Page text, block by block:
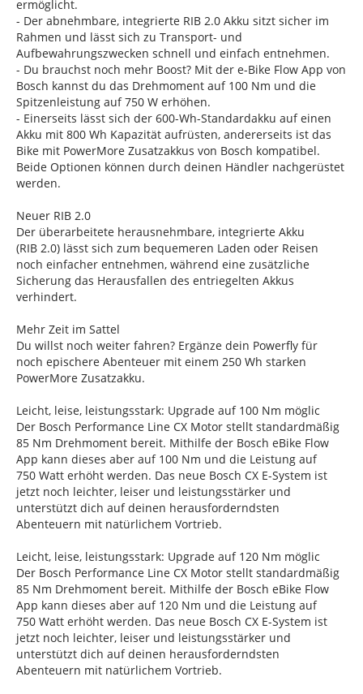
ermöglicht.
- Der abnehmbare, integrierte RIB 2.0 Akku sitzt sicher im
Rahmen und lässt sich zu Transport- und
Aufbewahrungszwecken schnell und einfach entnehmen.
- Du brauchst noch mehr Boost? Mit der e-Bike Flow App von
Bosch kannst du das Drehmoment auf 100 Nm und die
Spitzenleistung auf 750 W erhöhen.
- Einerseits lässt sich der 600-Wh-Standardakku auf einen
Akku mit 800 Wh Kapazität aufrüsten, andererseits ist das
Bike mit PowerMore Zusatzakkus von Bosch kompatibel.
Beide Optionen können durch deinen Händler nachgerüstet
werden.
Neuer RIB 2.0
Der überarbeitete herausnehmbare, integrierte Akku
(RIB 2.0) lässt sich zum bequemeren Laden oder Reisen
noch einfacher entnehmen, während eine zusätzliche
Sicherung das Herausfallen des entriegelten Akkus
verhindert.
Mehr Zeit im Sattel
Du willst noch weiter fahren? Ergänze dein Powerfly für
noch epischere Abenteuer mit einem 250 Wh starken
PowerMore Zusatzakku.
Leicht, leise, leistungsstark: Upgrade auf 100 Nm möglic
Der Bosch Performance Line CX Motor stellt standardmäßig
85 Nm Drehmoment bereit. Mithilfe der Bosch eBike Flow
App kann dieses aber auf 100 Nm und die Leistung auf
750 Watt erhöht werden. Das neue Bosch CX E-System ist
jetzt noch leichter, leiser und leistungsstärker und
unterstützt dich auf deinen herausforderndsten
Abenteuern mit natürlichem Vortrieb.
Leicht, leise, leistungsstark: Upgrade auf 120 Nm möglic
Der Bosch Performance Line CX Motor stellt standardmäßig
85 Nm Drehmoment bereit. Mithilfe der Bosch eBike Flow
App kann dieses aber auf 120 Nm und die Leistung auf
750 Watt erhöht werden. Das neue Bosch CX E-System ist
jetzt noch leichter, leiser und leistungsstärker und
unterstützt dich auf deinen herausforderndsten
Abenteuern mit natürlichem Vortrieb.